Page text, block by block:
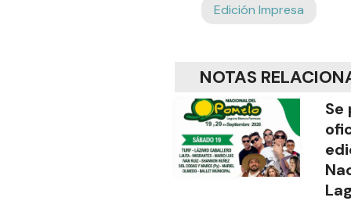
Edición Impresa
NOTAS
Se